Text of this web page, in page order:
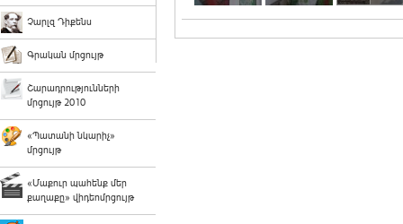
Չարլզ Դիքենս
Գրական մրցույթ
Շարադրությունների
մրցույթ 2010
«Պատանի նկարիչ»
մրցույթ
«Մաքուր պահենք մեր
քաղաքը» վիդեոմրցույթ